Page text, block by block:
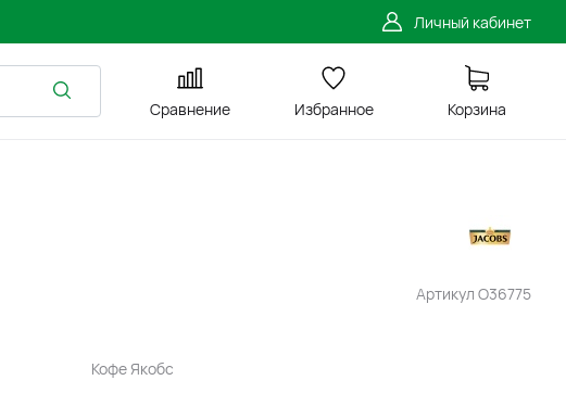
Личный кабинет
Сравнение Избранное Корзина
Артикул O36775
Кофе Якобс